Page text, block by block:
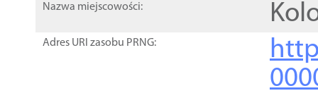
Nazwa miejscowości:
Adres URI zasobu PRNG: